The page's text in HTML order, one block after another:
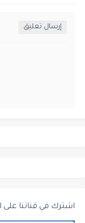
إرسال تعليق
اشترك في قناتنا على